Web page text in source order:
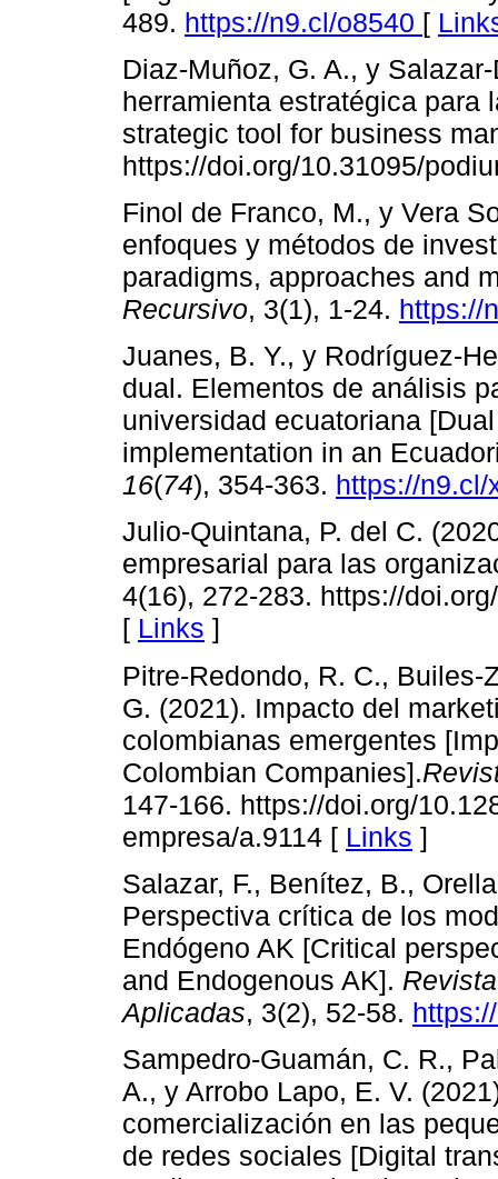
489. https://n9.cl/o8540 [
Diaz-Muñoz, G. A., y
herramienta estratégica para
strategic tool for business
https://doi.org/10.31095/
Finol de Franco, M., y Vera
enfoques y métodos de
paradigms, approaches and
Recursivo, 3(1), 1-24. https://
Juanes, B. Y., y Rodríguez-
dual. Elementos de análisis
universidad ecuatoriana
implementation in an
16(74), 354-363. https://
Julio-Quintana, P. del C.
empresarial para las
4(16), 272-283. https://
[ Links ]
Pitre-Redondo, R. C.,
G. (2021). Impacto del
colombianas emergentes
Colombian Companies].
147-166. https://doi.org/
empresa/a.9114 [ Links ]
Salazar, F., Benítez, B.,
Perspectiva crítica de los
Endógeno AK [Critical
and Endogenous AK].
Aplicadas, 3(2), 52-58.
Sampedro-Guamán, C. R.,
A., y Arrobo Lapo, E. V.
comercialización en las
de redes sociales [Digital